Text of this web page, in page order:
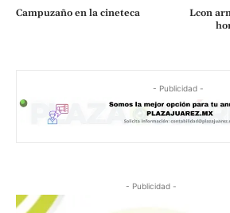
Campuzaño en la cineteca
Lcon
- Publicidad -
- Publicidad -